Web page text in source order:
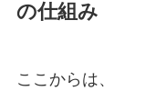
の仕組み
ここからは、